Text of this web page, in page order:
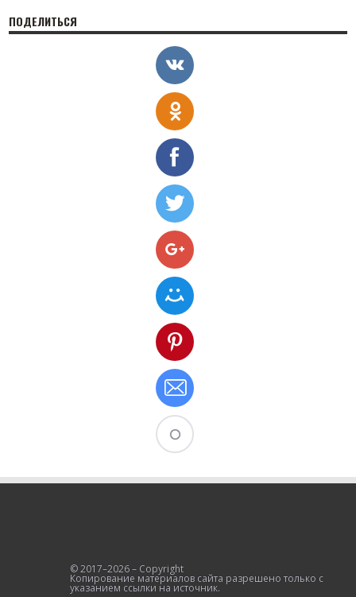
ПОДЕЛИТЬСЯ
© 2017–2026 – Copyright
Копирование материалов сайта разрешено только с
указанием ссылки на источник.